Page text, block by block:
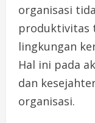
organisasi
produktivitas
lingkungan
Hal ini pada
dan
organisasi.